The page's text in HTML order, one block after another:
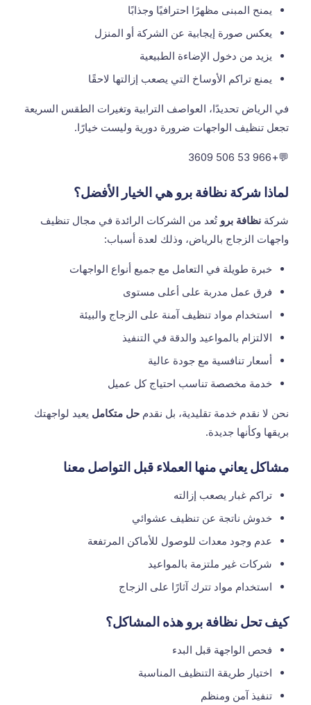
يمنح المبنى مظهرًا احترافيًا وجذابًا
يعكس صورة إيجابية عن الشركة أو المنزل
يزيد من دخول الإضاءة الطبيعية
يمنع تراكم الأوساخ التي يصعب إزالتها لاحقًا
في الرياض تحديدًا، العواصف الترابية وتغيرات الطقس السريعة
تجعل تنظيف الواجهات ضرورة دورية وليست خيارًا.
💬
+966 53 506 3609
لماذا شركة نظافة برو هي الخيار الأفضل؟
شركة نظافة برو تُعد من الشركات الرائدة في مجال تنظيف
واجهات الزجاج بالرياض، وذلك لعدة أسباب:
خبرة طويلة في التعامل مع جميع أنواع الواجهات
فرق عمل مدربة على أعلى مستوى
استخدام مواد تنظيف آمنة على الزجاج والبيئة
الالتزام بالمواعيد والدقة في التنفيذ
أسعار تنافسية مع جودة عالية
خدمة مخصصة تناسب احتياج كل عميل
نحن لا نقدم خدمة تقليدية، بل نقدم حل متكامل يعيد لواجهتك
بريقها وكأنها جديدة.
مشاكل يعاني منها العملاء قبل التواصل معنا
تراكم غبار يصعب إزالته
خدوش ناتجة عن تنظيف عشوائي
عدم وجود معدات للوصول للأماكن المرتفعة
شركات غير ملتزمة بالمواعيد
استخدام مواد تترك آثارًا على الزجاج
كيف تحل نظافة برو هذه المشاكل؟
فحص الواجهة قبل البدء
اختيار طريقة التنظيف المناسبة
تنفيذ آمن ومنظم